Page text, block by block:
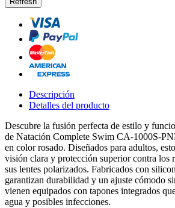
Descripción
Detalles del producto
Descubre la fusión perfecta de estilo y
de Natación Complete Swim CA-1000S-
en color rosado. Diseñados para adultos,
visión clara y protección superior contra los
sus lentes polarizados. Fabricados con
garantizan durabilidad y un ajuste cómodo
vienen equipados con tapones integrados
agua y posibles infecciones.